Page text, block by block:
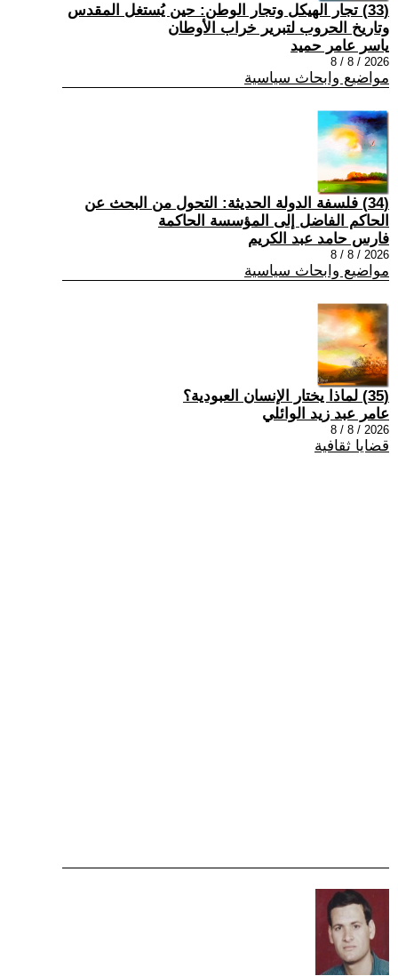
(33) تجار الهيكل وتجار الوطن: حين يُستغل المقدس
وتاريخ الحروب لتبرير خراب الأوطان
ياسر عامر حميد
2026 / 8 / 8
مواضيع وابحاث سياسية
(34) فلسفة الدولة الحديثة: التحول من البحث عن
الحاكم الفاضل إلى المؤسسة الحاكمة
فارس حامد عبد الكريم
2026 / 8 / 8
مواضيع وابحاث سياسية
(35) لماذا يختار الإنسان العبودية؟
عامر عبد زيد الوائلي
2026 / 8 / 8
قضايا ثقافية